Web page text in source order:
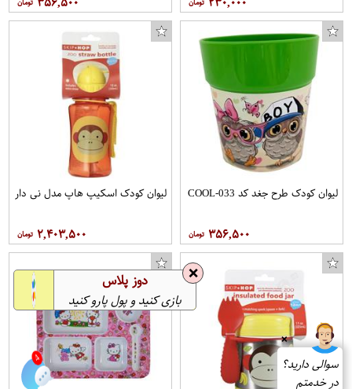
لیوان کودک طرح جغد کد COOL-033
۳۵۶,۵۰۰
لیوان کودک اسکیپ هاپ مدل نی دار
۲,۴۰۳,۵۰۰
❌
سوالی دارید؟
در خدمتم
4
❌ دوز پلاس
بازی کنید و پول پارو کنید